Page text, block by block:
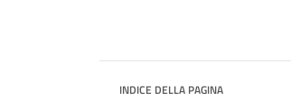
INDICE DELLA PAGINA